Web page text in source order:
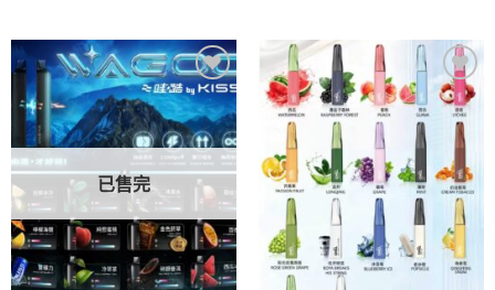
NT$300
到
NT$350
Add to
wishlist
已售完
Add to
wishlist